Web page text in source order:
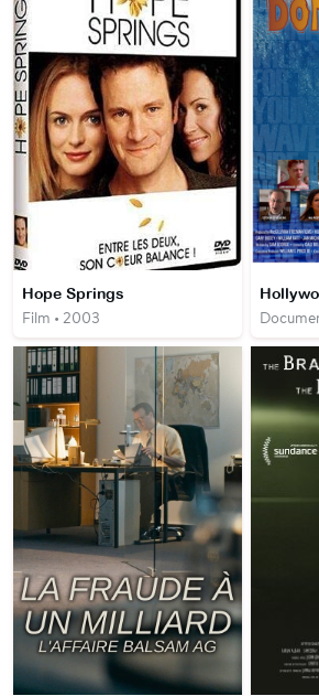
Hope Springs
Film • 2003